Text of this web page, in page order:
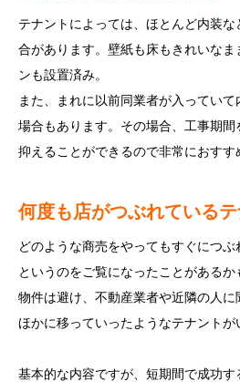
テナントによっては、ほとんど内装
合があります。壁紙も床もきれいな
ンも設置済み。
また、まれに以前同業者が入ってい
場合もあります。その場合、工事期
抑えることができるので非常におすす
何度も店がつぶれている
どのような商売をやってもすぐにつ
というのをご覧になったことがある
物件は避け、不動産業者や近隣の人
ほかに移っていったようなテナントが
基本的な内容ですが、短期間で成功す